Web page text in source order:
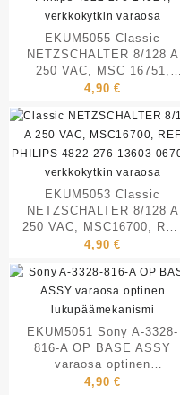
EKUM5055 Classic
NETZSCHALTER 8/128 A
250 VAC, MSC 16751,
REF: Philips 4822 276
varaosa
4,90€
EKUM5053 Classic
NETZSCHALTER 8/128 A
250 VAC, MSC16700, REF
PHILIPS 4822 276 13603
varaosa
4,90€
EKUM5051 Sony A-3328-
816-A OP BASE ASSY
varaosa optinen
lukupäämekanismi
4,90€